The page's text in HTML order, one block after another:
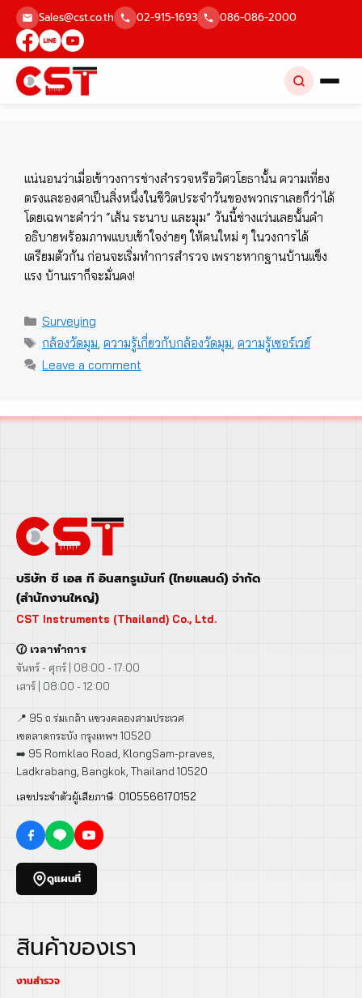
Skip
content
Sales@cst.co.th 02-915-1693 086-086-2000
แน่นอนว่าเมื่อเข้าวงการช่างสำรวจหรือวิศวโยธานั้น ความเที่ยง
ตรงและองศาเป็นสิ่งหนึ่งในชีวิตประจำวันของพวกเราเลยก็ว่าได้
โดยเฉพาะคำว่า “เส้น ระนาบ และมุม” วันนี้ช่างแว่นเลยนั้นคำ
อธิบายพร้อมภาพแบบเข้าใจง่ายๆ ให้คนใหม่ ๆ ในวงการได้
เตรียมตัวกัน ก่อนจะเริ่มทำการสำรวจ เพราะหากฐานบ้านแข็ง
แรง บ้านเราก็จะมั่นคง!
Categories
Surveying
Tags
กล้องวัดมุม, ความรู้เกี่ยวกับกล้องวัดมุม, ความรู้เซอร์เวย์
Leave a comment
บริษัท ซี เอส ที อินสทรูเม้นท์ (ไทยแลนด์) จำกัด
(สำนักงานใหญ่)
CST Instruments (Thailand) Co., Ltd.
🕜 เวลาทำการ
จันทร์ - ศุกร์ | 08:00 - 17:00
เสาร์ | 08:00 - 12:00
📍 95 ถ.ร่มเกล้า แขวงคลองสามประเวศ
เขตลาดกระบัง กรุงเทพฯ 10520
➡️ 95 Romklao Road, KlongSam-praves,
Ladkrabang, Bangkok, Thailand 10520
เลขประจำตัวผู้เสียภาษี: 0105566170152
ดูแผนที่
สินค้าของเรา
งานสำรวจ